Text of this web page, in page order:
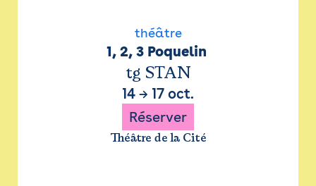
théâtre
1, 2, 3 Poquelin
tg STAN
14 → 17 oct.
Réserver
Théâtre de la Cité